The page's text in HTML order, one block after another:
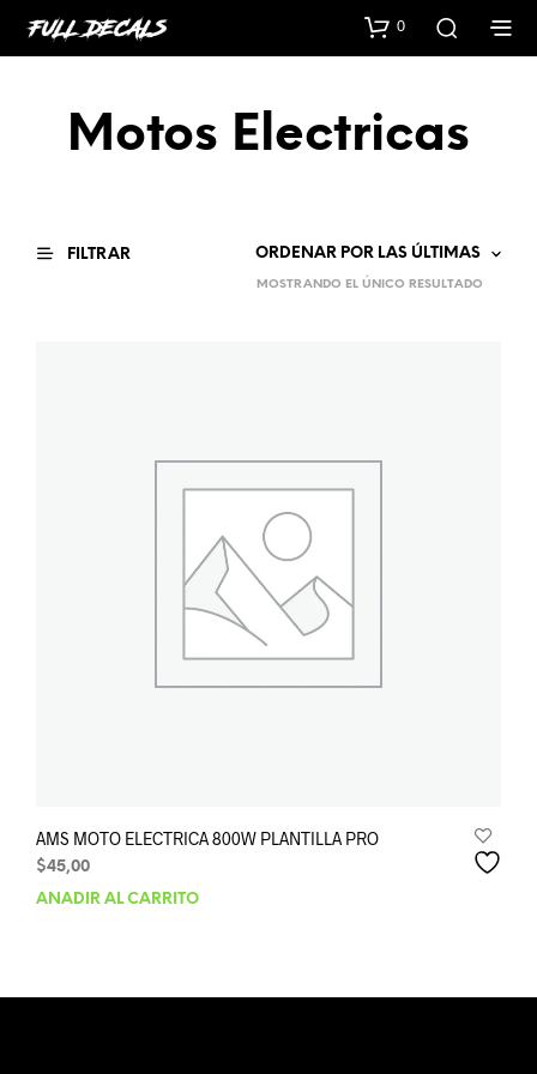
0
Motos Electricas
FILTRAR
MOSTRANDO EL ÚNICO RESULTADO
AMS MOTO ELECTRICA 800W PLANTILLA PRO
$45,00
AÑADIR AL CARRITO